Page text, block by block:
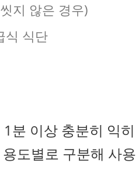
지 않은 경우)
식 식단
분 이상 충분히 익히
도별로 구분해 사용